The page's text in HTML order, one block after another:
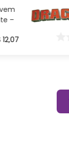
–
12,07